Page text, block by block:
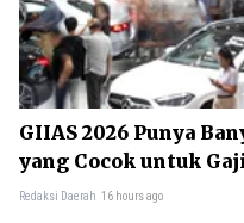
GIIAS 2026 Punya
yang Cocok untuk Gaji
Redaksi Daerah 16 hours ago